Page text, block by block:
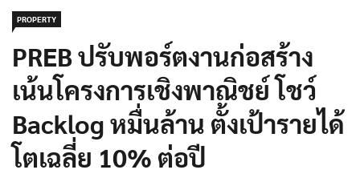
PROPERTY
PREB ปรับพอร์ตงานก่อสร้าง
เน้นโครงการเชิงพาณิชย์ โชว์
Backlog หมื่นล้าน ตั้งเป้ารายได้
โตเฉลี่ย 10% ต่อปี